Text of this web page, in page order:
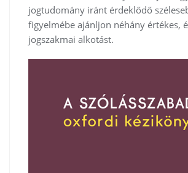
jogtudomány iránt érdeklődő
figyelmébe ajánljon néhány értékes,
jogszakmai alkotást.